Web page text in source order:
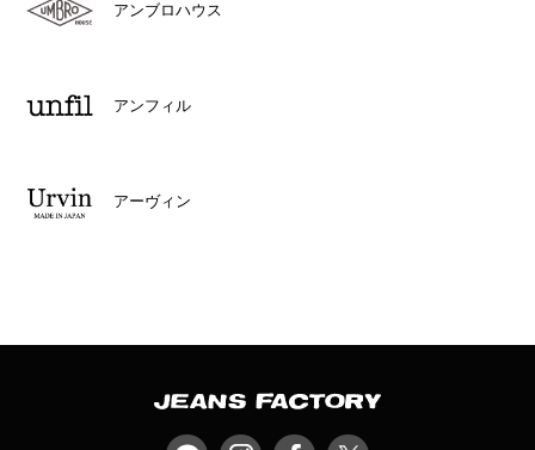
アンブロハウス
アンフィル
アーヴィン